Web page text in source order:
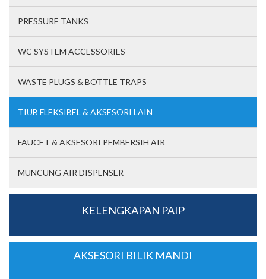
PRESSURE TANKS
WC SYSTEM ACCESSORIES
WASTE PLUGS & BOTTLE TRAPS
TIUB FLEKSIBEL & AKSESORI LAIN
FAUCET & AKSESORI PEMBERSIH AIR
MUNCUNG AIR DISPENSER
KELENGKAPAN PAIP
AKSESORI BILIK MANDI